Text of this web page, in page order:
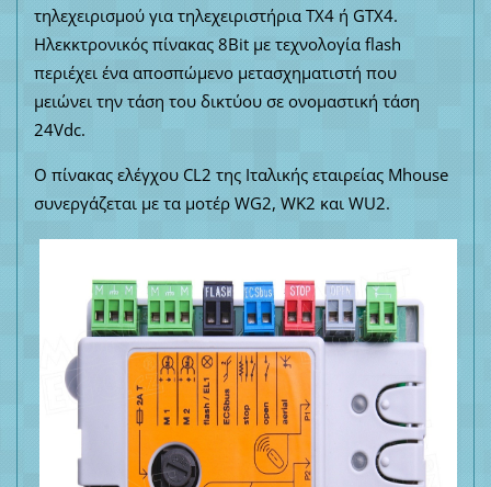
τηλεχειρισμού για τηλεχειριστήρια TX4 ή GTX4.
Ηλεκκτρονικός πίνακας 8Bit με τεχνολογία flash
περιέχει ένα αποσπώμενο μετασχηματιστή που
μειώνει την τάση του δικτύου σε ονομαστική τάση
24Vdc.
Ο πίνακας ελέγχου CL2 της Ιταλικής εταιρείας Mhouse
συνεργάζεται με τα μοτέρ WG2, WK2 και WU2.